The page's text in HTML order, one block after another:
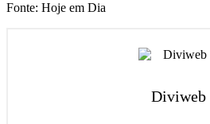
Fonte: Hoje em Dia
Diviweb